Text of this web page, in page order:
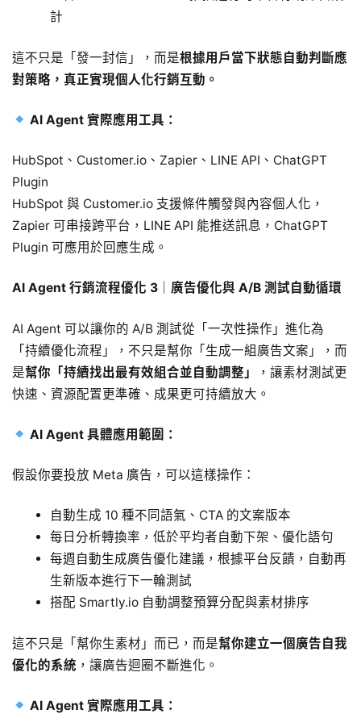
計
這不只是「發一封信」，而是根據用戶當下狀態自動判斷應
對策略，真正實現個人化行銷互動。
AI Agent 實際應用工具：
HubSpot、Customer.io、Zapier、LINE API、ChatGPT
Plugin
HubSpot 與 Customer.io 支援條件觸發與內容個人化，
Zapier 可串接跨平台，LINE API 能推送訊息，ChatGPT
Plugin 可應用於回應生成。
AI Agent 行銷流程優化 3｜廣告優化與 A/B 測試自動循環
AI Agent 可以讓你的 A/B 測試從「一次性操作」進化為
「持續優化流程」，不只是幫你「生成一組廣告文案」，而
是幫你「持續找出最有效組合並自動調整」
，讓素材測試更
快速、資源配置更準確、成果更可持續放大。
AI Agent 具體應用範圍：
假設你要投放 Meta 廣告，可以這樣操作：
自動生成 10 種不同語氣、CTA 的文案版本
每日分析轉換率，低於平均者自動下架、優化語句
每週自動生成廣告優化建議，根據平台反饋，自動再
生新版本進行下一輪測試
搭配 Smartly.io 自動調整預算分配與素材排序
這不只是「幫你生素材」而已，而是幫你建立一個廣告自我
優化的系統 ，讓廣告迴圈不斷進化。
AI Agent 實際應用工具：